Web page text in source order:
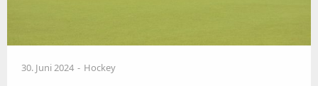
30. Juni 2024 Hockey